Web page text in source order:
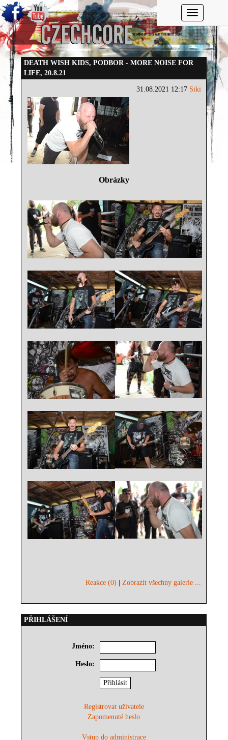
Toggle
DEATH WISH KIDS, PODBOR - MORE NOISE FOR
LIFE, 20.8.21
31.08.2021 12:17 Siki
Obrázky
Reakce (0) |Zobrazit všechny galerie ...
PŘIHLÁŠENÍ
Jméno:
Heslo:
Registrovat uživatele
Zapomenuté heslo
Vstup do administrace